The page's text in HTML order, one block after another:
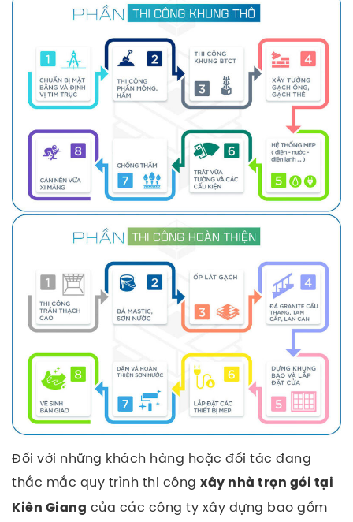
Đối với những khách hàng hoặc đối tác đang
thắc mắc quy trình thi công xây nhà trọn gói tại
Kiên Giang của các công ty xây dựng bao gồm